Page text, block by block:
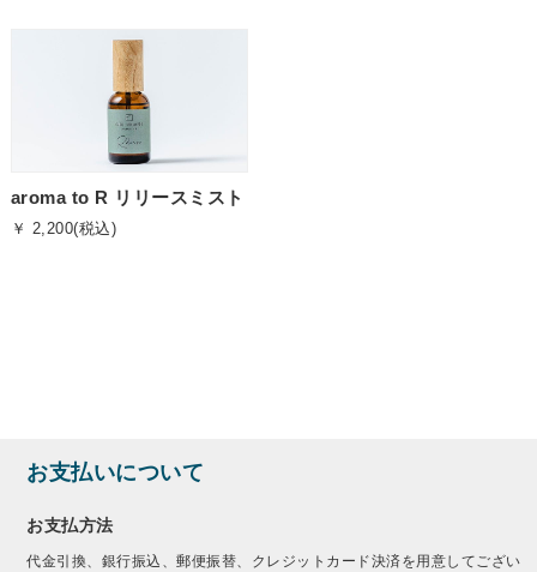
aroma to R リリースミスト
￥ 2,200(税込)
お支払いについて
お支払方法
代金引換、銀行振込、郵便振替、クレジットカード決済を用意してござい